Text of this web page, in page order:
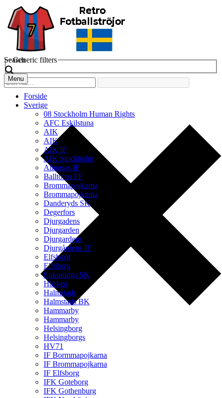
Search
Generic filters
Menu
Forside
Sverige
08 Stockholm Human Rights
AFC Eskilstuna
AIK
AIK
AIK IF
AIK Stockholm
Alingsas IF
Balltorps FF
Brommapojkarna
Brommapojkarna
Danderyds SK
Degerfors
Djurgadens
Djurgarden
Djurgardens
Djurgårdens IF
Elfsborg
Elfsborg
Enkopings SK
Häcken
Halmstads
Halmstads BK
Hammarby
Hammarby
Helsingborg
Helsingborgs
HV71
IF Bormmapojkarna
IF Brommapojkarna
IF Elfsborg
IFK Goteborg
IFK Gothenburg